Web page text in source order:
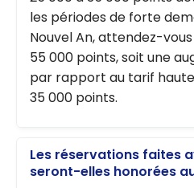
les périodes de forte
Nouvel An, attendez-
55 000 points, soit une
par rapport au tarif
35 000 points.
Les réservations faites
seront-elles honorées